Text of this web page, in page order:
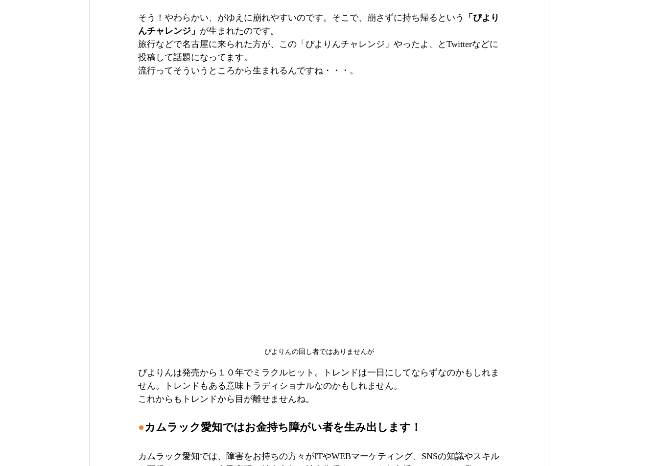
そう！やわらかい、がゆえに崩れやすいのです。そこで、崩さずに持ち帰るという
「ぴより
んチャレンジ」 が生まれたのです。
旅行などで名古屋に来られた方が、この「ぴよりんチャレンジ」やったよ、とTwitterなどに
投稿して話題になってます。
流行ってそういうところから生まれるんですね・・・。
ぴよりんの回し者ではありませんが
ぴよりんは発売から１０年でミラクルヒット。トレンドは一日にしてならずなのかもしれま
せん。トレンドもある意味トラディショナルなのかもしれません。
これからもトレンドから目が離せませんね。
●カムラック愛知ではお金持ち障がい者を生み出します！
カムラック愛知では、障害をお持ちの方々がITやWEBマーケティング、SNSの知識やスキル